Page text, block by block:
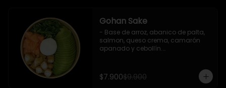
Gohan Sake
- Base de arroz, abanico de palta,
salmon, queso crema, camarón
apanado y cebollín.
$7.900$9.900